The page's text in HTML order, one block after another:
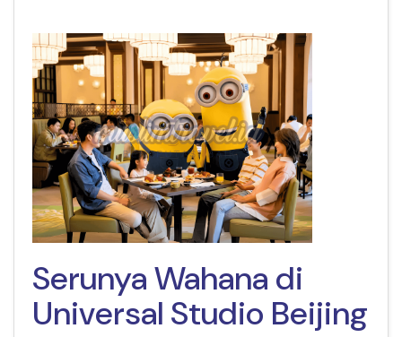
Serunya Wahana di
Universal Studio Beijing